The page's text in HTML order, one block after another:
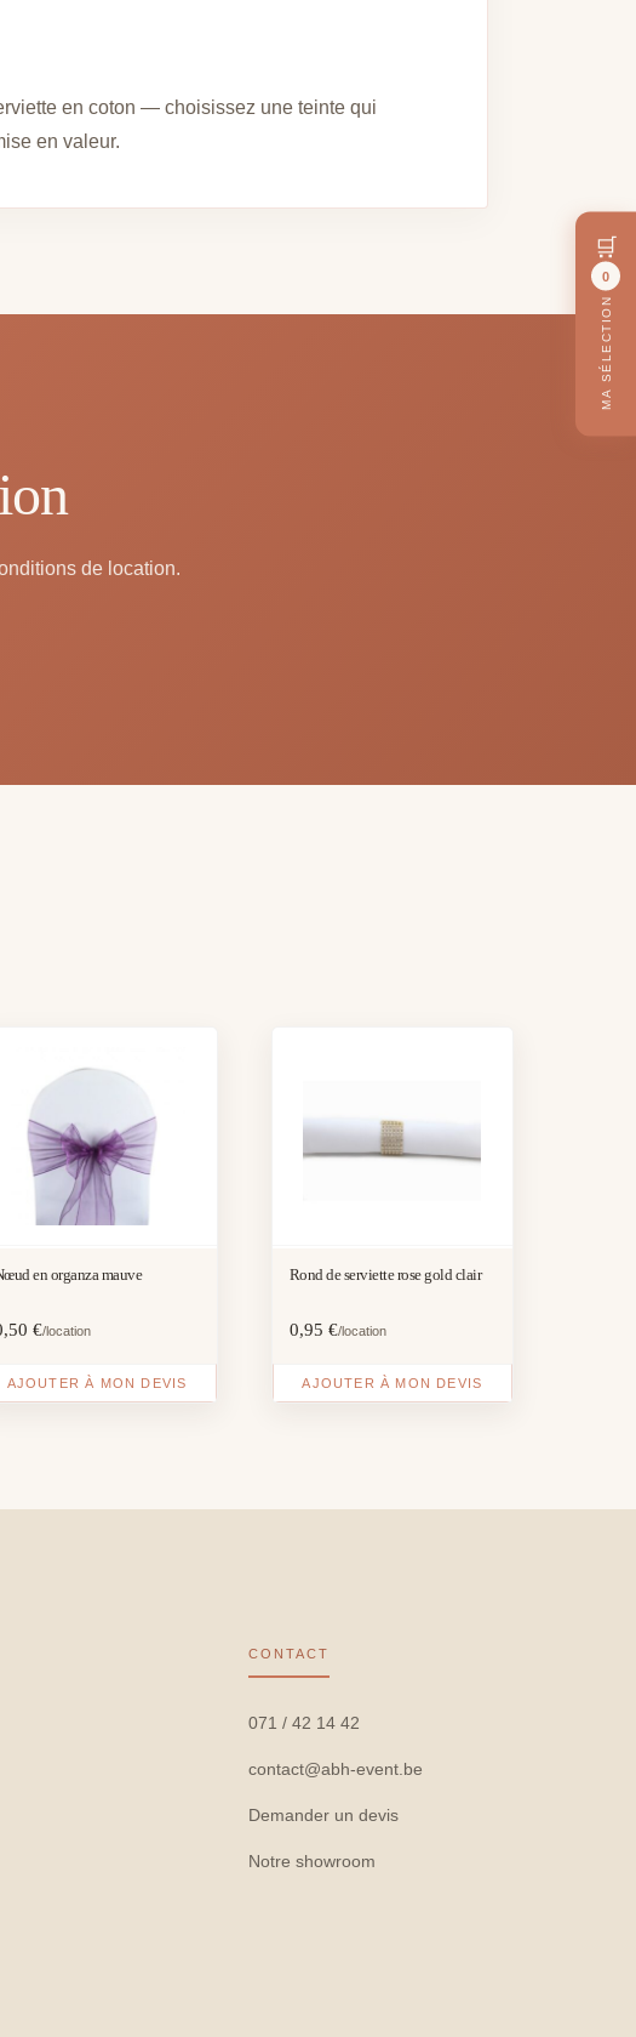
en coton — choisissez une teinte qui
en valeur.
de location.
en organza mauve
€/location
AJOUTER À MON DEVIS
Rond de serviette rose gold clair
0,95 €/location
AJOUTER À MON DEVIS
CONTACT
071 / 42 14 42
contact@abh-event.be
Demander un devis
Notre showroom
🛒
0
MA SÉLECTION